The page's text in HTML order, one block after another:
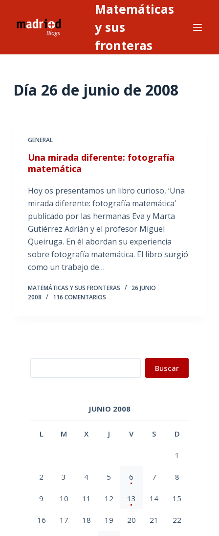
Matemáticas
y sus
fronteras
Día 26 de junio de 2008
GENERAL
Una mirada diferente: fotografía
matemática
Hoy os presentamos un libro curioso, ‘Una
mirada diferente: fotografía matemática’
publicado por las hermanas Eva y Marta
Gutiérrez Adrián y el profesor Miguel
Queiruga. En él abordan su experiencia
sobre fotografía matemática. El libro surgió
como un trabajo de…
MATEMÁTICAS Y SUS FRONTERAS
26 JUNIO
2008
116 COMENTARIOS
Buscar
JUNIO 2008
L M X J V S D
1
2 3 4 5 6 7 8
9 10 11 12 13 14 15
16 17 18 19 20 21 22